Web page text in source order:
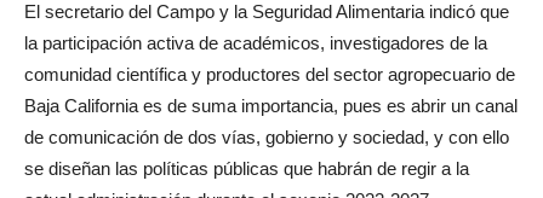
El secretario del Campo y la Seguridad Alimentaria indicó que
la participación activa de académicos, investigadores de la
comunidad científica y productores del sector agropecuario de
Baja California es de suma importancia, pues es abrir un canal
de comunicación de dos vías, gobierno y sociedad, y con ello
se diseñan las políticas públicas que habrán de regir a la